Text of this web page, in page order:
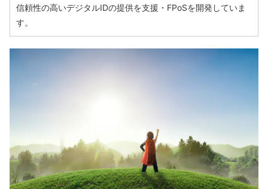
信頼性の高いデジタルIDの提供を支援・FPoSを開発していま
す。